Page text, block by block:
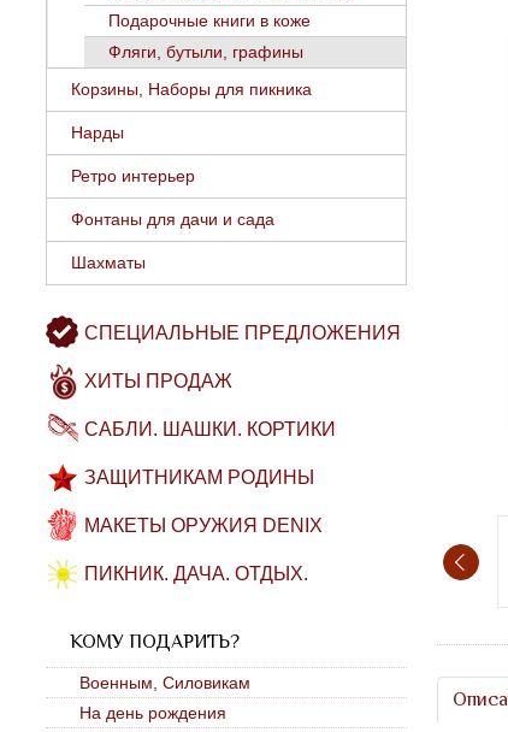
Подарочные книги в коже
Фляги, бутыли, графины
Корзины, Наборы для пикника
Нарды
Ретро интерьер
Фонтаны для дачи и сада
Шахматы
СПЕЦИАЛЬНЫЕ ПРЕДЛОЖЕНИЯ
ХИТЫ ПРОДАЖ
САБЛИ. ШАШКИ. КОРТИКИ
ЗАЩИТНИКАМ РОДИНЫ
МАКЕТЫ ОРУЖИЯ DENIX
ПИКНИК. ДАЧА. ОТДЫХ.
КОМУ ПОДАРИТЬ?
Военным, Силовикам
На день рождения